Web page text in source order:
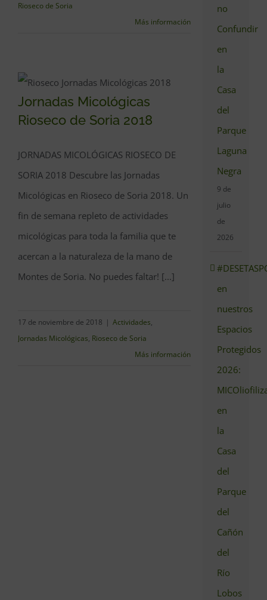
Rioseco de Soria
Más información
Jornadas Micológicas
Jornadas Micológicas
Rioseco de Soria 2018
JORNADAS MICOLÓGICAS RIOSECO DE
SORIA 2018 Descubre las Jornadas
Micológicas en Rioseco de Soria 2018. Un
fin de semana repleto de actividades
micológicas para toda la familia que te
acercan a la naturaleza de la mano de
Montes de Soria. No puedes faltar! [...]
17 de noviembre de 2018 | Actividades,
Jornadas Micológicas, Rioseco de Soria
Más información
no
Confundir
en
la
Casa
del
Parque
Laguna
Negra
9 de
julio
de
2026
en
nuestros
Espacios
Protegidos
2026:
en
la
Casa
del
Parque
del
Cañón
del
Río
Lobos